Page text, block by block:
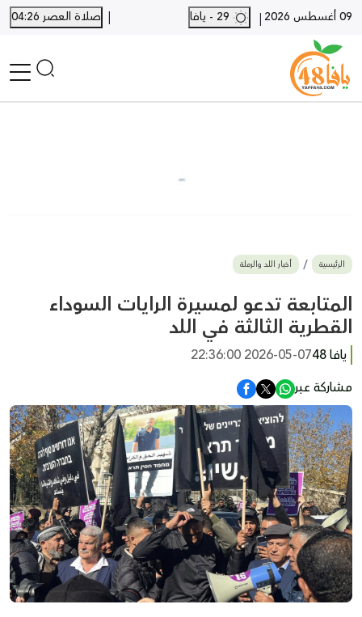
09 أغسطس 2026 |
| صلاة العصر 04:26
بيع وشراء
أخبار القدس
وفيات
المزيد
ارسل خبر
الرئيسية أخبار اللد والرملة
المتابعة تدعو لمسيرة الرايات السوداء
القطرية الثالثة في اللد
يافا 48
2026-05-07 22:36:00
مشاركة عبر